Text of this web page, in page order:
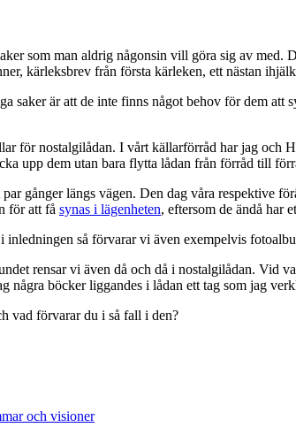
som man aldrig någonsin vill göra sig av med.
kärleksbrev från första kärleken, ett nästan
saker är att de inte finns något behov för dem
för nostalgilådan. I vårt källarförråd har jag
upp dem utan bara flytta lådan från förråd till
gånger längs vägen. Den dag våra respektive
för att få synas i lägenheten, eftersom de ändå har
inledningen så förvarar vi även exempelvis
rensar vi även då och då i nostalgilådan. Vid
några böcker liggandes i lådan ett tag som jag
vad förvarar du i så fall i den?
och visioner